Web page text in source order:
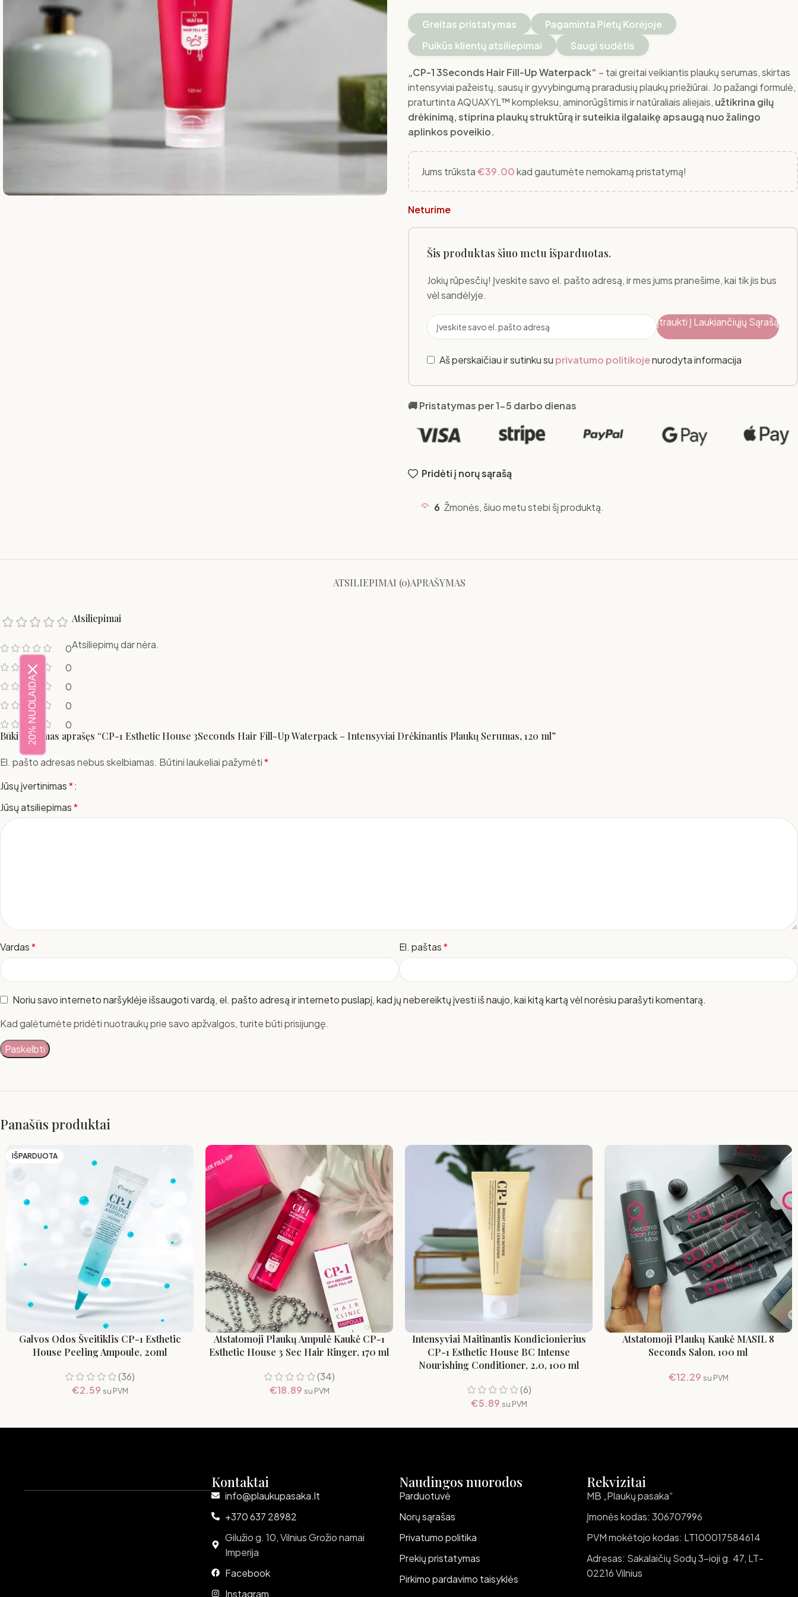
Greitas pristatymas
Pagaminta Pietų Korėjoje
Puikūs klientų atsiliepimai
Saugi sudėtis
„CP-1 3Seconds Hair Fill-Up Waterpack“ – tai greitai veikiantis plaukų serumas, skirtas
intensyviai pažeistų, sausų ir gyvybingumą praradusių plaukų priežiūrai. Jo pažangi formulė,
praturtinta AQUAXYL™ kompleksu, aminorūgštimis ir natūraliais aliejais, užtikrina gilų
drėkinimą, stiprina plaukų struktūrą ir suteikia ilgalaikę apsaugą nuo žalingo
aplinkos poveikio.
Jums trūksta€39.00kad gautumėte nemokamą pristatymą!
Neturime
Šis produktas šiuo metu išparduotas.
Jokių rūpesčių! Įveskite savo el. pašto adresą, ir mes jums pranešime, kai tik jis bus
vėl sandėlyje.
Įtraukti Į Laukiančiųjų Sąrašą
Aš perskaičiau ir sutinku su privatumo politikojenurodyta informacija
🚚 Pristatymas per 1-5 darbo dienas
Pridėti į norų sąrašą
6 Žmonės, šiuo metu stebi šį produktą.
ATSILIEPIMAI (0)APRAŠYMAS
0
0
0
0
0
Atsiliepimai
Atsiliepimų dar nėra.
Būkite pirmas aprašęs “CP-1 Esthetic House 3Seconds Hair Fill-Up Waterpack – Intensyviai Drėkinantis Plaukų Serumas, 120 ml”
El. pašto adresas nebus skelbiamas. Būtini laukeliai pažymėti*
Jūsų įvertinimas*
Jūsų atsiliepimas*
Vardas* El. paštas*
Noriu savo interneto naršyklėje išsaugoti vardą, el. pašto adresą ir interneto puslapį, kad jų nebereiktų įvesti iš naujo, kai kitą kartą vėl norėsiu parašyti komentarą.
Kad galėtumėte pridėti nuotraukų prie savo apžvalgos, turite būti prisijungę.
Panašūs produktai
IŠPARDUOTA
Galvos Odos Šveitiklis CP-1 Esthetic
House Peeling Ampoule, 20ml
(36)
€2.59 su PVM
Atstatomoji Plaukų Ampulė Kaukė CP-1
Esthetic House 3 Sec Hair Ringer, 170 ml
(34)
€18.89 su PVM
Intensyviai Maitinantis Kondicionierius
CP-1 Esthetic House BC Intense
Nourishing Conditioner, 2.0, 100 ml
(6)
€5.89 su PVM
Atstatomoji Plaukų Kaukė MASIL 8
Seconds Salon, 100 ml
€12.29 su PVM
Kontaktai
info@plaukupasaka.lt
+370 637 28982
Gilužio g. 10, Vilnius Grožio namai
Imperija
Facebook
Instagram
Naudingos nuorodos
Parduotuvė
Norų sąrašas
Privatumo politika
Prekių pristatymas
Pirkimo pardavimo taisyklės
Rekvizitai
MB „Plaukų pasaka“
Įmonės kodas: 306707996
PVM mokėtojo kodas: LT100017584614
Adresas: Sakalaičių Sodų 3-ioji g. 47, LT-
02216 Vilnius
20% NUOLAIDA